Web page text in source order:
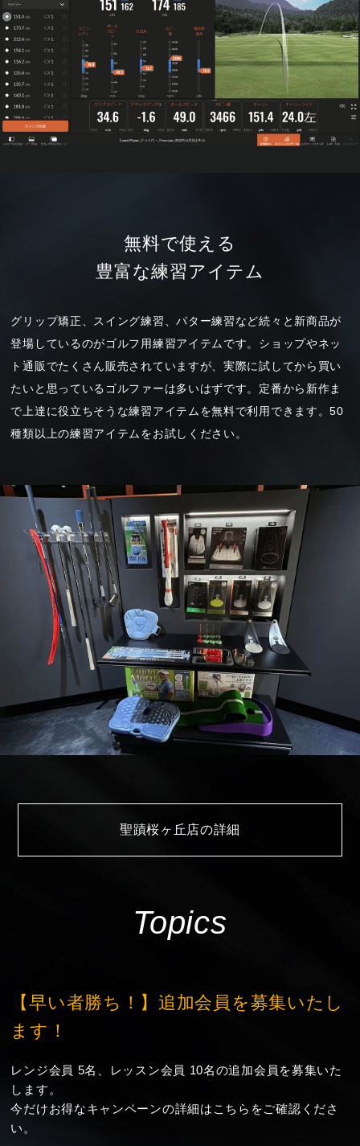
無料で使える
豊富な練習アイテム
グリップ矯正、スイング練習、パター練習など続々と新商品が
登場しているのがゴルフ用練習アイテムです。ショップやネッ
ト通販でたくさん販売されていますが、実際に試してから買い
たいと思っているゴルファーは多いはずです。定番から新作ま
で上達に役立ちそうな練習アイテムを無料で利用できます。50
種類以上の練習アイテムをお試しください。
聖蹟桜ヶ丘店の詳細
Topics
【早い者勝ち！】追加会員を募集いたし
ます！
レンジ会員 5名、レッスン会員 10名の追加会員を募集いた
します。
今だけお得なキャンペーンの詳細はこちらをご確認くださ
い。